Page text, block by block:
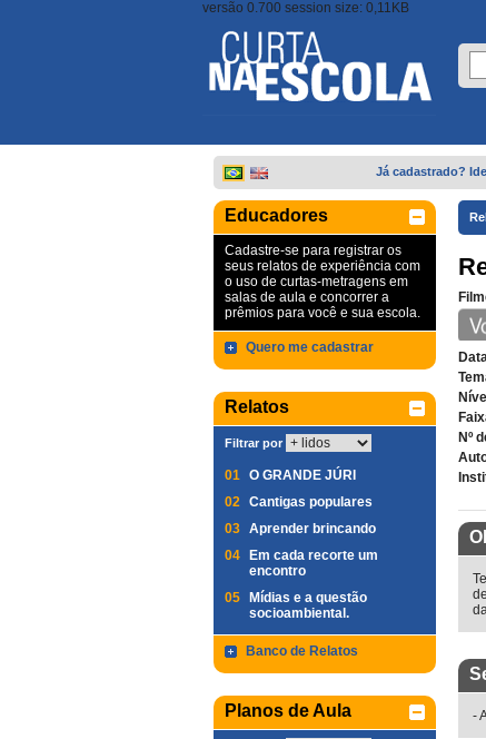
versão 0.700 session size: 0,11KB
Já cadastrado?
Educadores
Cadastre-se para registrar os
seus relatos de experiência com
o uso de curtas-metragens em
salas de aula e concorrer a
prêmios para você e sua escola.
Quero me cadastrar
Relatos
Filtrar por
01 O GRANDE JÚRI
02 Cantigas populares
03 Aprender brincando
04
Em cada recorte um
encontro
05
Mídias e a questão
socioambiental.
Banco de Relatos
Planos de Aula
Nº
-